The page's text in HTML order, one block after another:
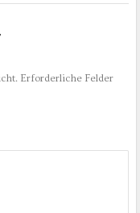
Erforderliche Felder